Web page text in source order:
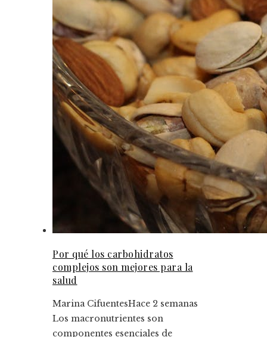
Por qué los carbohidratos
complejos son mejores para la
salud
Marina CifuentesHace 2 semanas
Los macronutrientes son
componentes esenciales de